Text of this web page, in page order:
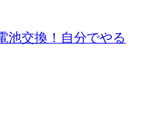
池交換！自分でやる